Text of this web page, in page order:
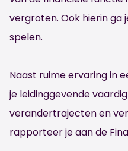
vergroten. Ook hierin ga
spelen.
Naast ruime ervaring in
je leidinggevende
verandertrajecten en
rapporteer je aan de